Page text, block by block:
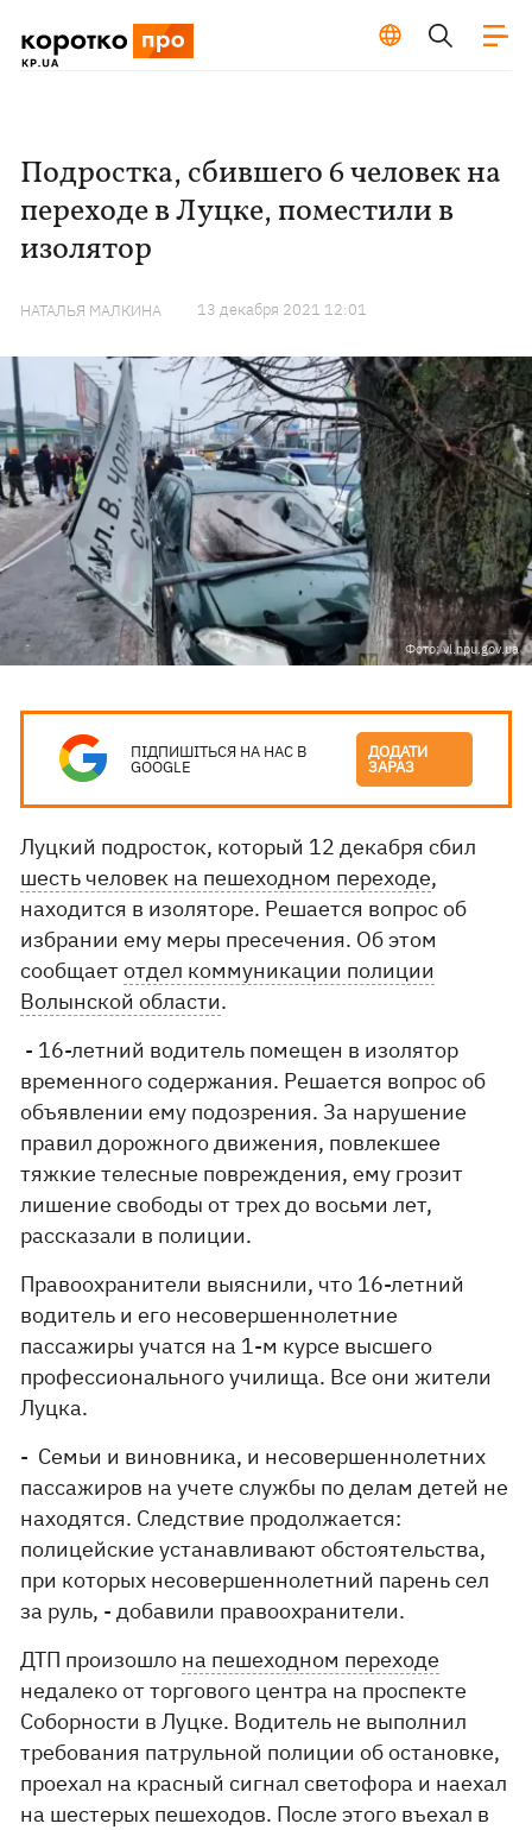
Подростка, сбившего 6 человек на
переходе в Луцке, поместили в
изолятор
НАТАЛЬЯ МАЛКИНА 13 декабря 2021 12:01
Фото: vl.npu.gov.ua
ПІДПИШІТЬСЯ НА НАС В
GOOGLE
ДОДАТИ
ЗАРАЗ
Луцкий подросток, который 12 декабря сбил
шесть человек на пешеходном переходе,
находится в изоляторе. Решается вопрос об
избрании ему меры пресечения. Об этом
сообщаетотдел коммуникации полиции
Волынской области.
- 16-летний водитель помещен в изолятор
временного содержания. Решается вопрос об
объявлении ему подозрения. За нарушение
правил дорожного движения, повлекшее
тяжкие телесные повреждения, ему грозит
лишение свободы от трех до восьми лет,
рассказали в полиции.
Правоохранители выяснили, что 16-летний
водитель и его несовершеннолетние
пассажиры учатся на 1-м курсе высшего
профессионального училища. Все они жители
Луцка.
- Семьи и виновника, и несовершеннолетних
пассажиров на учете службы по делам детей не
находятся. Следствие продолжается:
полицейские устанавливают обстоятельства,
при которых несовершеннолетний парень сел
за руль, - добавили правоохранители.
ДТП произошло на пешеходном переходе
недалеко от торгового центра на проспекте
Соборности в Луцке. Водитель не выполнил
требования патрульной полиции об остановке,
проехал на красный сигнал светофора и наехал
на шестерых пешеходов. После этого въехал в